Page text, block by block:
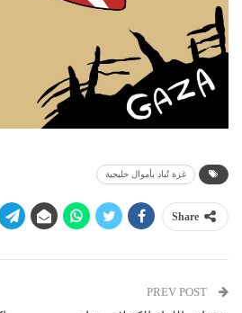
غزة تُباد بأموال خليجية
Share